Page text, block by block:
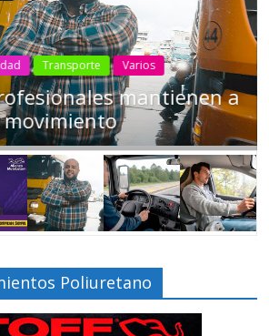
Transporte Varios
mantienen a
movimiento
Poliuretano